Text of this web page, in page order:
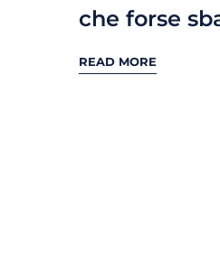
che forse
READ MORE